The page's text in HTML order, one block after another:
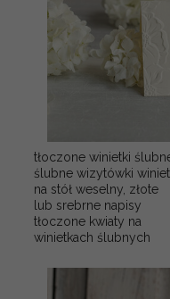
tłoczone winietki
ślubne wizytówki
na stół weselny, złote
lub srebrne napisy
tłoczone kwiaty na
winietkach ślubnych